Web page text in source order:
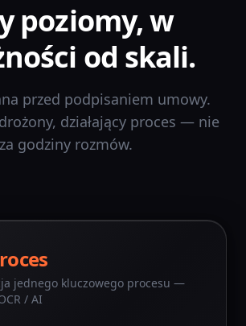
poziomy, w
od skali.
przed podpisaniem umowy.
działający proces — nie
za godziny rozmów.
jednego kluczowego procesu —
/ AI